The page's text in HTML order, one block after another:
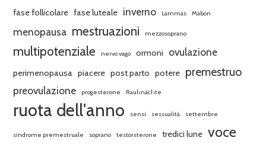
fase follicolare fase luteale inverno Lammas Mabon
menopausa mestruazioni mezzosoprano
multipotenziale nervo vago ormoni ovulazione
perimenopausa piacere post parto potere premestruo
preovulazione progesterone Rauhnächte
ruota dell'anno sensi sessualità settembre
sindrome premestruale soprano testorsterone tredici lune voce